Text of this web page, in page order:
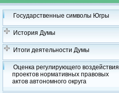
Государственные символы Югры
История Думы
Итоги деятельности Думы
Оценка регулирующего воздействия
проектов нормативных правовых
актов автономного округа